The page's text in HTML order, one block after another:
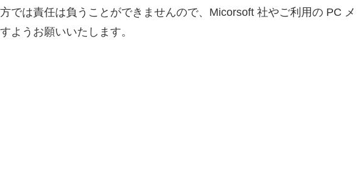
では責任は負うことができませんので、Micorsoft 社やご利用の PC メ
ようお願いいたします。